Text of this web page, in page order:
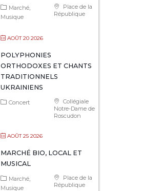
Place de la
République
Marché
Musique
AOÛT 20 2026
POLYPHONIES
ORTHODOXES ET CHANTS
TRADITIONNELS
UKRAINIENS
Collégiale
Notre-Dame de
Roscudon
Concert
AOÛT 25 2026
MARCHÉ BIO, LOCAL ET
MUSICAL
Place de la
République
Marché
Musique